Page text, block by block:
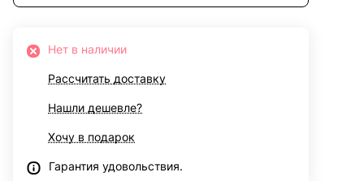
Нет в наличии
Рассчитать доставку
Нашли дешевле?
Хочу в подарок
Гарантия удовольствия.